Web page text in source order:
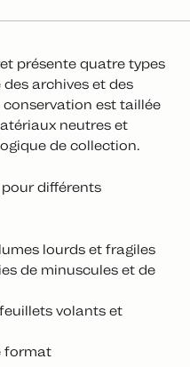
présente quatre types
archives et des
est taillée
neutres et
de collection.
différents
lourds et fragiles
de minuscules et de
volants et
format